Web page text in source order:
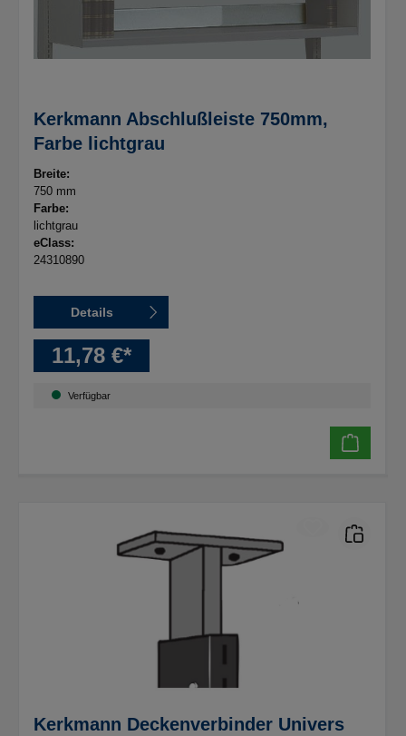
Kerkmann Abschlußleiste 750mm,
Farbe lichtgrau
Breite:
750 mm
Farbe:
lichtgrau
eClass:
24310890
Details
11,78 €*
Verfügbar
Kerkmann Deckenverbinder Univers